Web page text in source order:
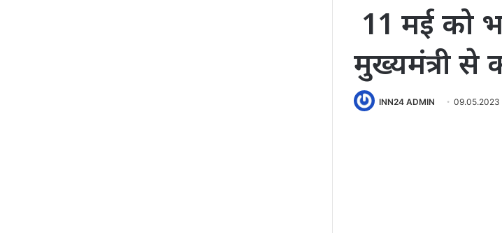
11 मई को
मुख्यमंत्री से
INN24 ADMIN 09.05.2023